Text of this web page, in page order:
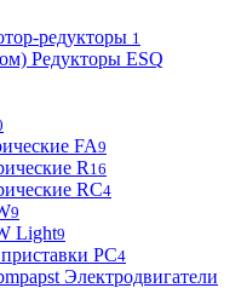
редукторы 1
Редукторы ESQ
FA9
R 16
RC4
9
Light9
PC4
Электродвигатели